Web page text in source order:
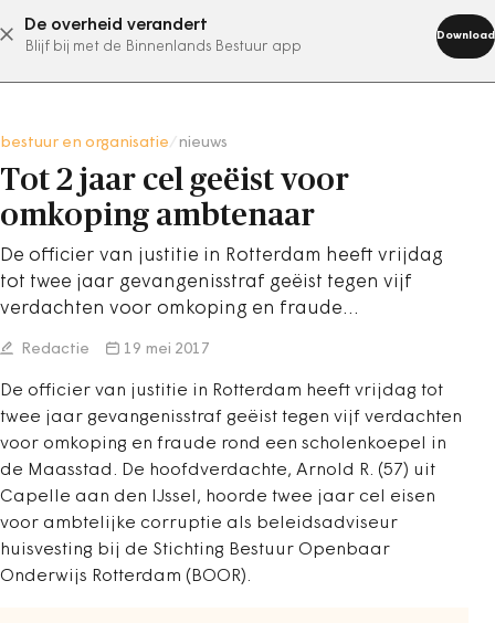
De overheid verandert
Blijf bij met de Binnenlands Bestuur app
Download
abonneer nu
bestuur en organisatie nieuws
Tot 2 jaar cel geëist voor
omkoping ambtenaar
De officier van justitie in Rotterdam heeft vrijdag
tot twee jaar gevangenisstraf geëist tegen vijf
verdachten voor omkoping en fraude…
Redactie 19 mei 2017
De officier van justitie in Rotterdam heeft vrijdag tot
twee jaar gevangenisstraf geëist tegen vijf verdachten
voor omkoping en fraude rond een scholenkoepel in
de Maasstad. De hoofdverdachte, Arnold R. (57) uit
Capelle aan den IJssel, hoorde twee jaar cel eisen
voor ambtelijke corruptie als beleidsadviseur
huisvesting bij de Stichting Bestuur Openbaar
Onderwijs Rotterdam (BOOR).